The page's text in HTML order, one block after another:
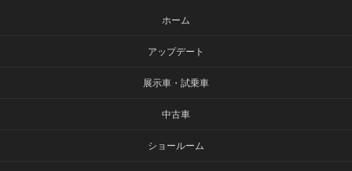
ホーム
アップデート
展示車・試乗車
中古車
ショールーム